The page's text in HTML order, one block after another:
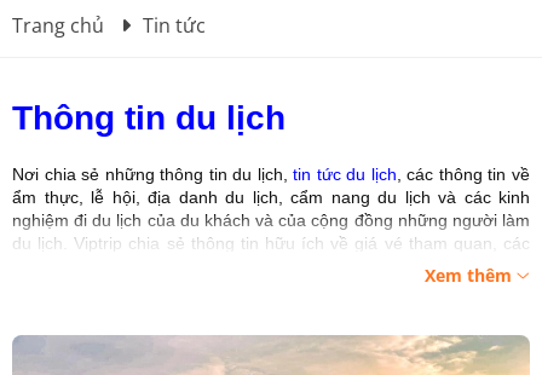
Trang chủ Tin tức
Thông tin du lịch
Nơi chia sẻ những thông tin du lịch,tin tức du lịch , các thông tin về
ẩm thực, lễ hội, địa danh du lịch, cẩm nang du lịch và các kinh
nghiệm đi du lịch của du khách và của cộng đồng những người làm
du lịch. Viptrip chia sẻ thông tin hữu ích về giá vé tham quan, các
Xem thêm